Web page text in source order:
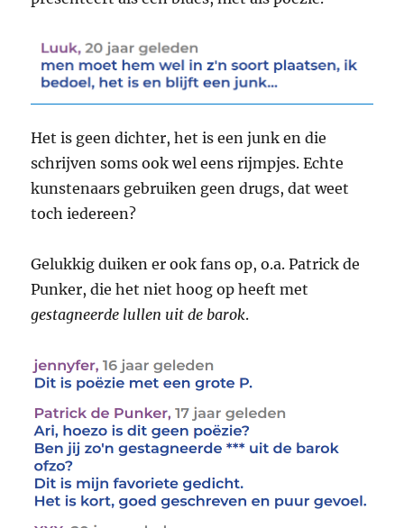
Het is geen dichter, het is een junk en die
schrijven soms ook wel eens rijmpjes. Echte
kunstenaars gebruiken geen drugs, dat weet
toch iedereen?
Gelukkig duiken er ook fans op, o.a. Patrick de
Punker, die het niet hoog op heeft met
gestagneerde lullen uit de barok.